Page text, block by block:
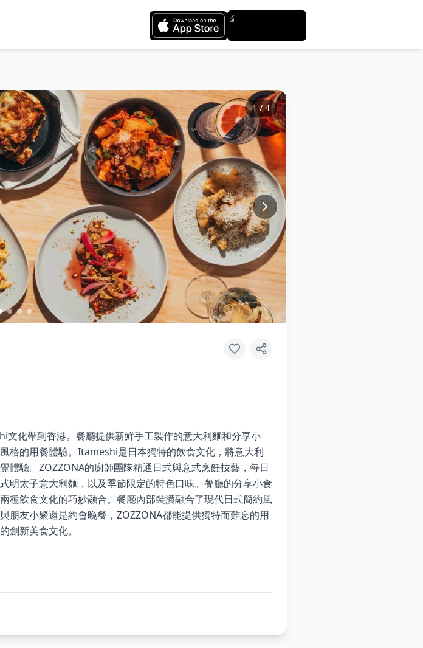
1/4
化帶到香港。餐廳提供新鮮手工製作的意大利麵和分享小
格的用餐體驗。Itameshi是日本獨特的飲食文化，將意大利
體驗。ZOZZONA的廚師團隊精通日式與意式烹飪技藝，每日
明太子意大利麵，以及季節限定的特色口味。餐廳的分享小食
種飲食文化的巧妙融合。餐廳內部裝潢融合了現代日式簡約風
朋友小聚還是約會晚餐，ZOZZONA都能提供獨特而難忘的用
創新美食文化。